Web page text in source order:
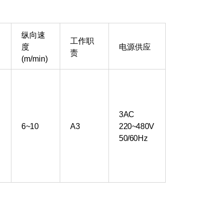
纵向速
度
(m/min)
工作职
责
电源供应
6~10 A3
3AC
220~480V
50/60Hz